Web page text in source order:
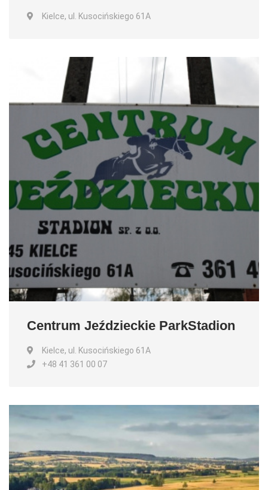
Kielce, ul. Kusocińskiego 61A
Centrum Jeździeckie ParkStadion
Kielce, ul. Kusocińskiego 61A
+48 41 361 00 07